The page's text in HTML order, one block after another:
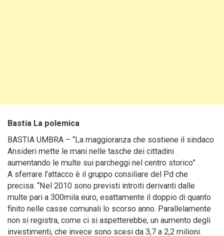
Bastia La polemica
BASTIA UMBRA – “La maggioranza che sostiene il sindaco
Ansideri mette le mani nelle tasche dei cittadini
aumentando le multe sui parcheggi nel centro storico”.
A sferrare l’attacco è il gruppo consiliare del Pd che
precisa: “Nel 2010 sono previsti introiti derivanti dalle
multe pari a 300mila euro, esattamente il doppio di quanto
finito nelle casse comunali lo scorso anno. Parallelamente
non si registra, come ci si aspetterebbe, un aumento degli
investimenti, che invece sono scesi da 3,7 a 2,2 milioni.